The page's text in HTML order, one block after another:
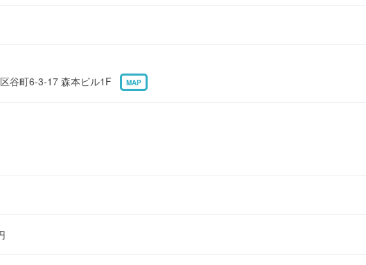
谷町6-3-17 森本ビル1F
MAP